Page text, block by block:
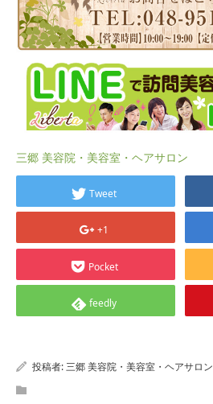
三郷 美容院・美容室・ヘアサロン
Tweet
+1
Pocket
feedly
投稿者:三郷 美容院・美容室・ヘアサロン